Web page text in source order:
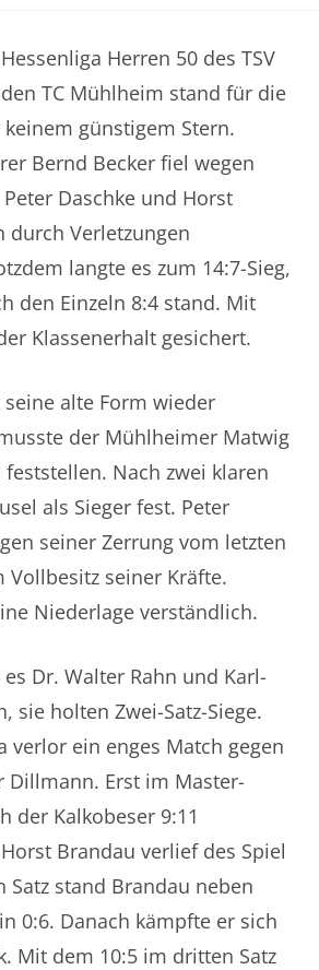
Herren 50 des TSV
TC Mühlheim stand für die
günstigem Stern.
Bernd Becker fiel wegen
Daschke und Horst
durch Verletzungen
langte es zum 14:7-Sieg,
den Einzeln 8:4 stand. Mit
Klassenerhalt gesichert.
alte Form wieder
der Mühlheimer Matwig
Nach zwei klaren
als Sieger fest. Peter
seiner Zerrung vom letzten
Vollbesitz seiner Kräfte.
Niederlage verständlich.
Dr. Walter Rahn und Karl-
sie holten Zwei-Satz-Siege.
verlor ein enges Match gegen
Dillmann. Erst im Master-
der Kalkobeser 9:11
Brandau verlief des Spiel
Satz stand Brandau neben
0:6. Danach kämpfte er sich
Mit dem 10:5 im dritten Satz